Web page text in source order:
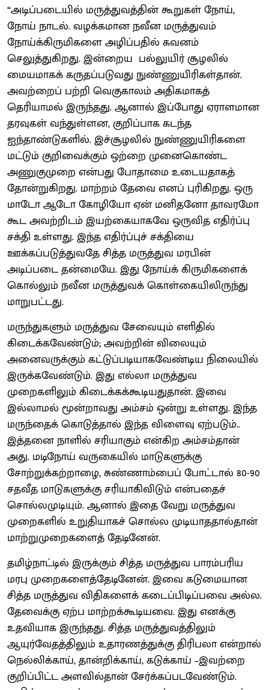
“அடிப்படையில் மருத்துவத்தின் கூறுகள் நோய்,
நோய் நாடல். வழக்கமான நவீன மருத்துவம்
நோய்க்கிருமிகளை அழிப்பதில் கவனம்
செலுத்துகிறது. இன்றைய பல்லுயிர் சூழலில்
மையமாகக் கருதப்படுவது நுண்ணுயிரிகள்தான்.
அவற்றைப் பற்றி வெகுகாலம் அதிகமாகத்
தெரியாமல் இருந்தது. ஆனால் இப்போது ஏராளமான
தரவுகள் வந்துள்ளன, குறிப்பாக கடந்த
ஐந்தாண்டுகளில். இச்சூழலில் நுண்ணுயிரிகளை
மட்டும் குறிவைக்கும் ஒற்றை முனைகொண்ட
அணுகுமுறை என்பது போதாமை உடையதாகத்
தோன்றுகிறது. மாற்றம் தேவை எனப் புரிகிறது. ஒரு
மாடோ ஆடோ கோழியோ ஏன் மனிதனோ தாவரமோ
கூட அவற்றிடம் இயற்கையாகவே ஒருவித எதிர்ப்பு
சக்தி உள்ளது. இந்த எதிர்ப்புச் சக்தியை
ஊக்கப்படுத்துவதே சித்த மருத்துவ மரபின்
அடிப்படை தன்மையே. இது நோய்க் கிருமிகளைக்
கொல்லும் நவீன மருத்துவக் கொள்கையிலிருந்து
மாறுபட்டது.
மருந்துகளும் மருத்துவ சேவையும் எளிதில்
கிடைக்கவேண்டும்; அவற்றின் விலையும்
அனைவருக்கும் கட்டுப்படியாகவேண்டிய நிலையில்
இருக்கவேண்டும். இது எல்லா மருத்துவ
முறைகளிலும் கிடைக்கக்கூடியதுதான். இவை
இல்லாமல் மூன்றாவது அம்சம் ஒன்று உள்ளது. இந்த
மருந்தைக் கொடுத்தால் இந்த விளைவு ஏற்படும்..
இத்தனை நாளில் சரியாகும் என்கிற அம்சம்தான்
அது. மடிநோய் வருகையில் மாடுகளுக்கு
சோற்றுக்கற்றாழை, சுண்ணாம்பைப் போட்டால் 80-90
சதவீத மாடுகளுக்கு சரியாகிவிடும் என்பதைச்
சொல்லமுடியும். ஆனால் இதை வேறு மருத்துவ
முறைகளில் உறுதியாகச் சொல்ல முடியாததால்தான்
மாற்றுமுறைகளைத் தேடினேன்.
தமிழ்நாட்டில் இருக்கும் சித்த மருத்துவ பாரம்பரிய
மரபு முறைகளைத்தேடினேன். இவை கடுமையான
சித்த மருத்துவ விதிகளைக் கடைப்பிடிப்பவை அல்ல.
தேவைக்கு ஏற்ப மாற்றக்கூடியவை. இது எனக்கு
உதவியாக இருந்தது. சித்த மருத்துவத்திலும்
ஆயுர்வேதத்திலும் உதாரணத்துக்கு திரிபலா என்றால்
நெல்லிக்காய், தான்றிக்காய், கடுக்காய் –இவற்றை
குறிப்பிட்ட அளவில்தான் சேர்க்கப்படவேண்டும்.